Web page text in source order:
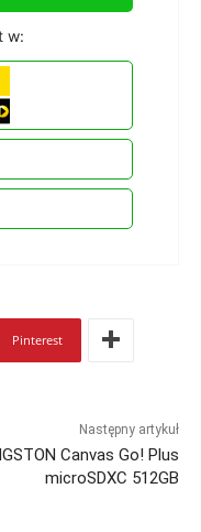
w:
Pinterest
Następny artykuł
Canvas Go! Plus
microSDXC 512GB